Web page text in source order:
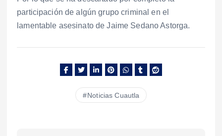
participación de algún grupo criminal en el
lamentable asesinato de Jaime Sedano Astorga.
Noticias Cuautla